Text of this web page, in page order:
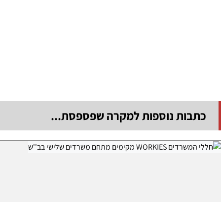
כתבות נוספות למקרה שפספסת...